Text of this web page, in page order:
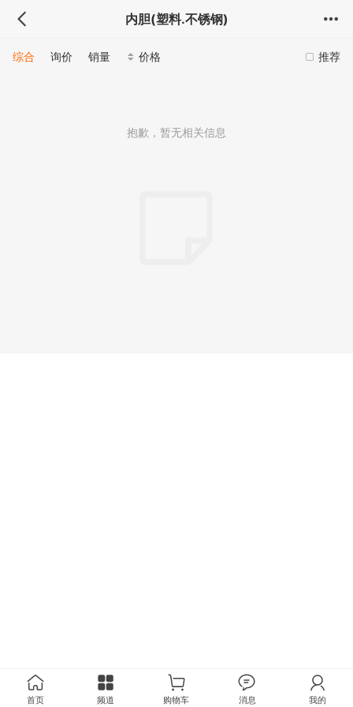
内胆(塑料.不锈钢)
推荐
综合 询价 销量 价格
抱歉，暂无相关信息
首页 频道 购物车 消息 我的